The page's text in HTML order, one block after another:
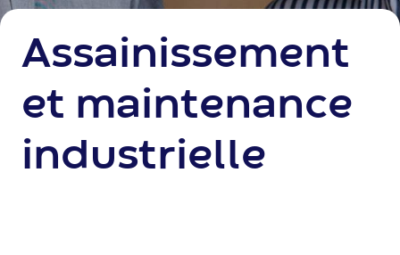
Assainissement
et maintenance
industrielle